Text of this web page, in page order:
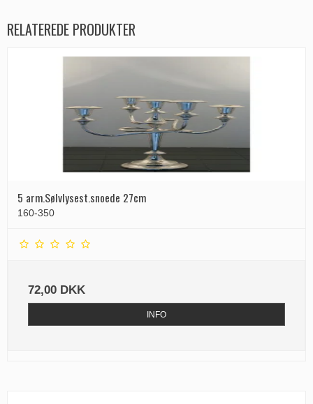
RELATEREDE PRODUKTER
5 arm.Sølvlysest.snoede 27cm
160-350
72,00 DKK
INFO